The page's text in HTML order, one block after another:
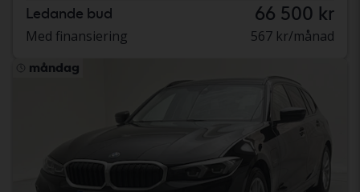
Ledande bud 66 500 kr
Med finansiering 567 kr/månad
måndag